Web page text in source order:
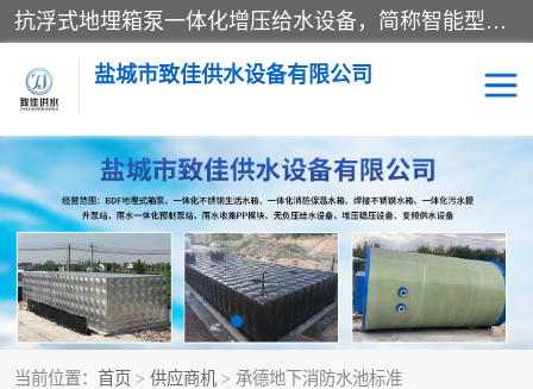
抗浮式地埋箱泵一体化增压给水设备，简称智能型泵站。它由由水泵机组、消防水箱、泵房三大部分组成，其抗浮效果好，因为设计时通过将底板与箱体联在一起，箱体重量抵消了地下水浮力。系统维护好，内部拉筋、泵站、管道，喷淋等各部运行正堂，无一损坏；结构更牢固。
盐城市致佳供水设备有限公司
当前位置： 首页 > 供应商机 > 承德地下消防水池标准
消防一体化水箱 地埋箱泵一体化
一体化污水泵站